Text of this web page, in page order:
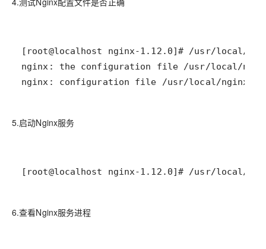
nginx: configuration file /usr/local/nginx/
5.启动Nginx服务
[root@localhost nginx-1.12.0]# /usr/local/
6.查看Nginx服务进程